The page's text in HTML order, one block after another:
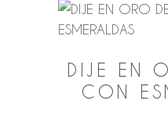
DIJE EN
CON